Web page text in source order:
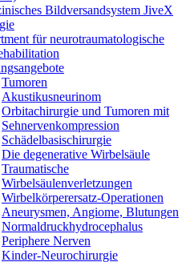
Bildversandsystem JiveX
für neurotraumatologische
Tumoren
Akustikusneurinom
Orbitachirurgie und Tumoren mit
Sehnervenkompression
Schädelbasischirurgie
Die degenerative Wirbelsäule
Traumatische
Wirbelsäulenverletzungen
Wirbelkörperersatz-Operationen
Aneurysmen, Angiome, Blutungen
Normaldruckhydrocephalus
Periphere Nerven
Kinder-Neurochirurgie